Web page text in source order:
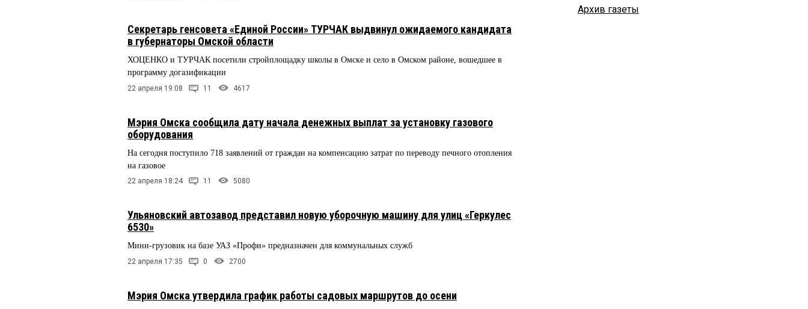
Секретарь генсовета «Единой России» ТУРЧАК выдвинул ожидаемого кандидата
в губернаторы Омской области
ХОЦЕНКО и ТУРЧАК посетили стройплощадку школы в Омске и село в Омском районе, вошедшее в
программу догазификации
22 апреля 19:08 11 4617
Мэрия Омска сообщила дату начала денежных выплат за установку газового
оборудования
На сегодня поступило 718 заявлений от граждан на компенсацию затрат по переводу печного отопления
на газовое
22 апреля 18:24 11 5080
Ульяновский автозавод представил новую уборочную машину для улиц «Геркулес
6530»
Мини-грузовик на базе УАЗ «Профи» предназначен для коммунальных служб
22 апреля 17:35 0 2700
Мэрия Омска утвердила график работы садовых маршрутов до осени
Архив газеты